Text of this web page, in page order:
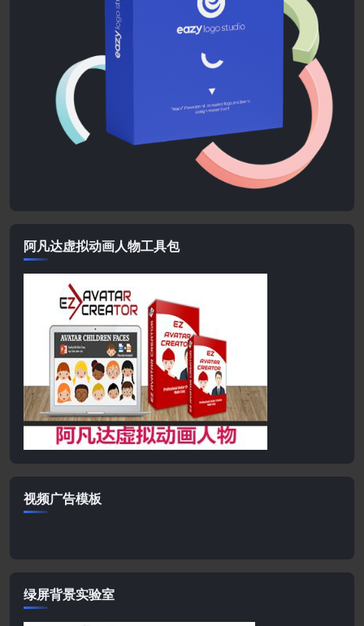
阿凡达虚拟动画人物工具包
视频广告模板
绿屏背景实验室